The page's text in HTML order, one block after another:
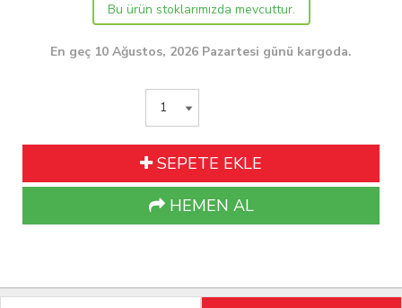
Bu ürün stoklarımızda mevcuttur.
En geç 10 Ağustos, 2026 Pazartesi günü kargoda.
SEPETE EKLE
HEMEN AL